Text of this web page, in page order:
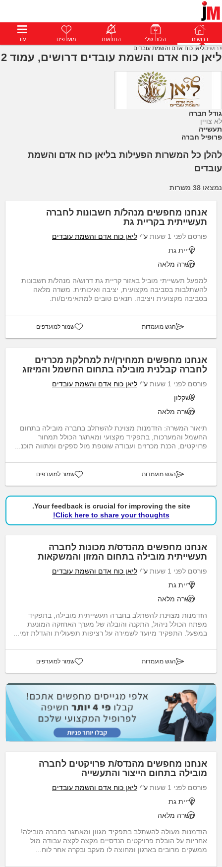
דרושים פרופילים הודעות פרימיום דרושים הלוח שלי התראות מועדפים עוד
דרושיםליאן כוח אדם והשמת עובדים
ליאן כוח אדם והשמת עובדים דרושים, עמוד 2
גודל חברה
לא צויין
תעשייה
פרופיל חברה
להלן כל המשרות הפעילות בליאן כוח אדם והשמת
עובדים
נמצאו 38 משרות
אנחנו מחפשים מנהל/ת חשבונות לחברה
תעשייתית בקריית גת
פורסם לפני 1 שעות ע"י ליאן כוח אדם והשמת עובדים
קריית גת
משרה מלאה
למפעל תעשייתי מוביל באזור קריית גת דרוש/ה מנהל/ת חשבונות
להשתלבות בסביבה מקצועית, יציבה ואיכותית. משרה מלאה
בסביבה מקצועית ויציבה. תנאים טובים למתאימים/ות.
הגש מועמדות שמור למועדפים
אנחנו מחפשים תמחירן/ית למחלקת מכרזים
לחברה קבלנית מובילה בתחום החשמל והמיזוג
פורסם לפני 1 שעות ע"י ליאן כוח אדם והשמת עובדים
אשקלון
משרה מלאה
תיאור המשרה: הזדמנות מצוינת להשתלב בחברה מובילה בתחום
החשמל והמערכות, בתפקיד מקצועי ומאתגר הכולל תמחור
פרויקטים, הכנת מכרזים ועבודה שוטפת מול ספקים ומתווה תוכנ...
הגש מועמדות שמור למועדפים
Your feedback is crucial for improving the site.
Click here to share your thoughts!
אנחנו מחפשים מהנדס/ת מכונות לחברה
תעשייתית מובילה בתחום המזון והמשקאות
פורסם לפני 1 שעות ע"י ליאן כוח אדם והשמת עובדים
קריית גת
משרה מלאה
הזדמנות מצוינת להשתלב בחברה תעשייתית מובילה, בתפקיד
מפתח הכולל ניהול, התקנה והובלה של מערך האחזקה המונעת
במפעל. התפקיד מיועד לשמירה על רציפות תפעולית והגדלת זמי...
הגש מועמדות שמור למועדפים
אנחנו מחפשים מהנדס/ת פרויקטים לחברה
מובילה בתחום הייצור והתעשייה
פורסם לפני 1 שעות ע"י ליאן כוח אדם והשמת עובדים
קריית גת
משרה מלאה
הזדמנות מעולה להשתלב בתפקיד מגוון ומאתגר בחברה מובילה!
אחריות על הובלת פרויקטים הנדסיים מקצה לקצה עבודה מול
ממשקים מרובים בארגון ומחוצה לו מעקב ובקרה אחר לוח...